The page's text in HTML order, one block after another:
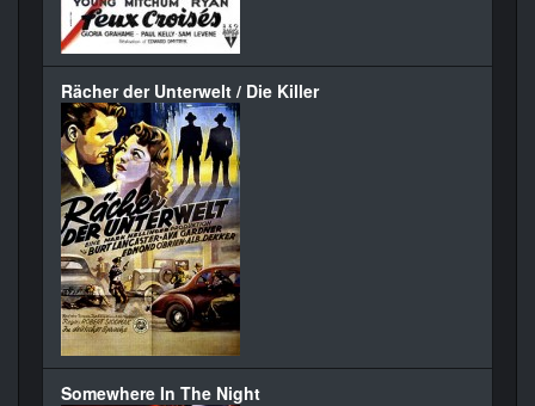
Rächer der Unterwelt / Die Killer
Somewhere In The Night